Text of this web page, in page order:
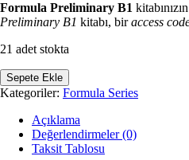
Formula Preliminary B1
Preliminary B1 kitabı, biraccess
21 adet stokta
Pearson
Education
Formula
Preliminary
Sepete Ekle
Kategoriler: Formula Series
Açıklama
Değerlendirmeler (0)
Taksit Tablosu